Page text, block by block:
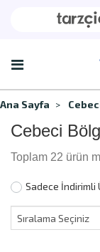
Ana Sayfa
Cebeci
Toplam 22 ürün
Sadece İndirimli